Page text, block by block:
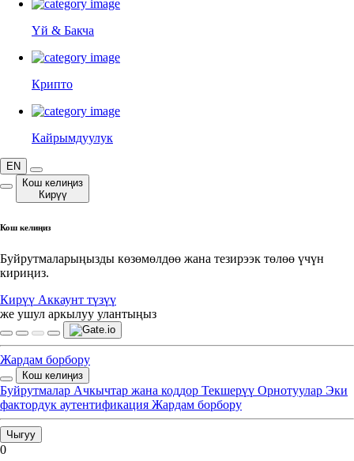
Үй & Бакча
Крипто
Кайрымдуулук
EN
Кош келиңиз
Кирүү
Кош келиңиз
Буйрутмаларыңызды көзөмөлдөө жана тезирээк төлөө үчүн
кириңиз.
Кирүү Аккаунт түзүү
же ушул аркылуу улантыңыз
Жардам борбору
Кош келиңиз
Буйрутмалар Ачкычтар жана коддор Текшерүү Орнотуулар Эки
фактордук аутентификация Жардам борбору
Чыгуу
0